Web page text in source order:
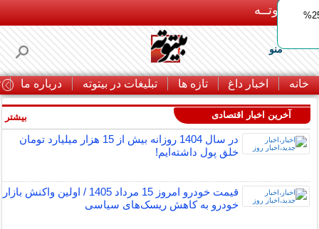
بـیتوتــه
منو
خانه اخبار داغ تازه ها تبلیغات در بیتوته درباره ما
ایمپلنت اقساطی با ضمانت مادام‌العمر+ 25%
آخرین اخبار اقتصادی
در سال 1404 روزانه بیش از 15 هزار میلیارد تومان
خلق پول داشته‌ایم!
قیمت خودرو امروز 15 مرداد 1405 / اولین واکنش بازار
خودرو به کاهش ریسک‌های سیاسی
بیشتر